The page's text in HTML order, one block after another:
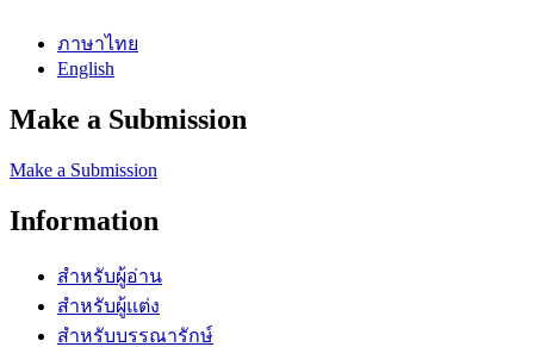
ภาษาไทย
English
Make a Submission
Make a Submission
Information
สำหรับผู้อ่าน
สำหรับผู้แต่ง
สำหรับบรรณารักษ์